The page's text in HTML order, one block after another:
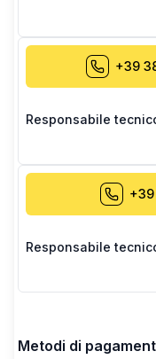
+39
Responsabile
Responsabile
Metodi di